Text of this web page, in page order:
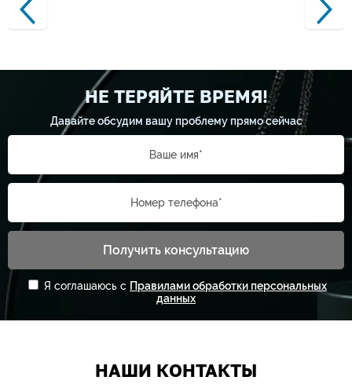
НЕ ТЕРЯЙТЕ ВРЕМЯ!
Давайте обсудим вашу проблему прямо сейчас
Ваше имя*
Номер телефона*
Получить консультацию
Я соглашаюсь с Правилами обработки персональных
данных
НАШИ КОНТАКТЫ